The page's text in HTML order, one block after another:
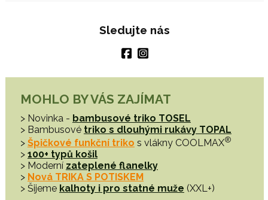
Sledujte nás
MOHLO BY VÁS ZAJÍMAT
> Novinka - bambusové triko TOSEL
> Bambusové triko s dlouhými rukávy TOPAL
> Špičkové funkční triko s vlákny COOLMAX®
> 100+ typů košil
> Moderní zateplené flanelky
> Nová TRIKA S POTISKEM
> Šijeme kalhoty i pro statné muže (XXL+)